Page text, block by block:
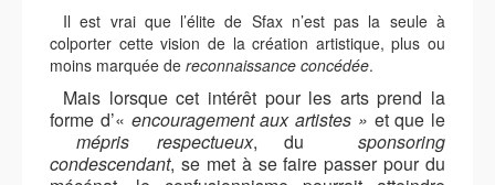
Il est vrai que l’élite de Sfax n’est pas la seule à
colporter cette vision de la création artistique, plus ou
moins marquée de reconnaissance concédée.
Mais lorsque cet intérêt pour les arts prend la
forme d’« encouragement aux artistes » et que le
mépris respectueux, dusponsoring
condescendant, se met à se faire passer pour du